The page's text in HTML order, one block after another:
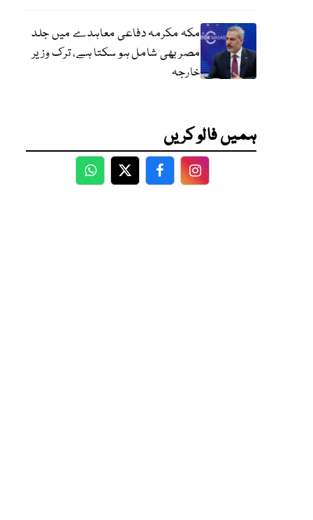
مکہ مکرمہ دفاعی معاہدے میں جلد
مصر بھی شامل ہو سکتا ہے، ترک وزیر
خارجہ
ہمیں فالو کریں
WhatsApp
TwitterFacebookFacebook